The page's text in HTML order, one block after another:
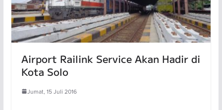
Airport Railink Service Akan Hadir di
Kota Solo
Jumat, 15 Juli 2016